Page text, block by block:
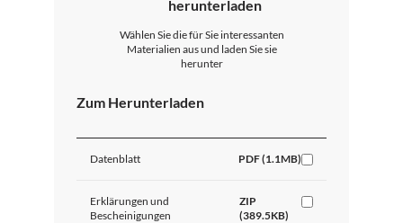
herunterladen
Wählen Sie die für Sie interessanten
Materialien aus und laden Sie sie
herunter
Zum Herunterladen
Datenblatt PDF (1.1MB)
Erklärungen und
Bescheinigungen
ZIP
(389.5KB)